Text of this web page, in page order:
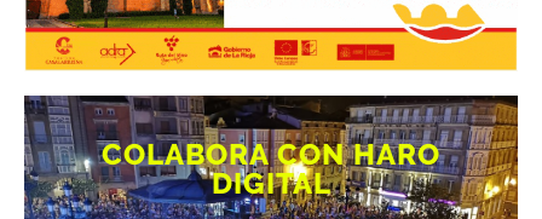
COLABORA CON HARO
DIGITAL